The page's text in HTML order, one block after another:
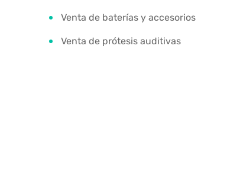
Venta de baterías y accesorios
Venta de prótesis auditivas